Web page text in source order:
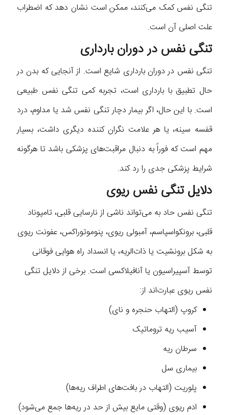
تنگی نفس کمک می‌کنند، ممکن است نشان دهد که اضطراب
علت اصلی آن است.
تنگی نفس در دوران بارداری
تنگی نفس در دوران بارداری شایع است. از آنجایی که بدن در
حال تطبیق با بارداری است، تجربه کمی تنگی نفس طبیعی
است. با این حال، اگر بیمار دچار تنگی نفس شد یا مداوم، درد
قفسه سینه، یا هر علامت نگران کننده دیگری داشت، بسیار
مهم است که فوراً به دنبال مراقبت‌های پزشکی باشد تا هرگونه
شرایط پزشکی جدی را رد کند.
دلایل تنگی نفس ریوی
تنگی نفس حاد به می‌تواند ناشی از نارسایی قلبی، تامپوناد
قلبی، برونکواسپاسم، آمبولی ریوی، پنوموتوراکس، عفونت ریوی
به شکل برونشیت یا ذات‌الریه، یا انسداد راه هوایی فوقانی
توسط آسپیراسیون یا آنافیلاکسی است. برخی از دلایل تنگی
نفس ریوی عبارت‌اند از:
کروپ (التهاب حنجره و نای)
آسیب ریه تروماتیک
سرطان ریه
بیماری سل
پلوریت (التهاب در بافت‌های اطراف ریه‌ها)
ادم ریوی (وقتی مایع بیش از حد در ریه‌ها جمع می‌شود)